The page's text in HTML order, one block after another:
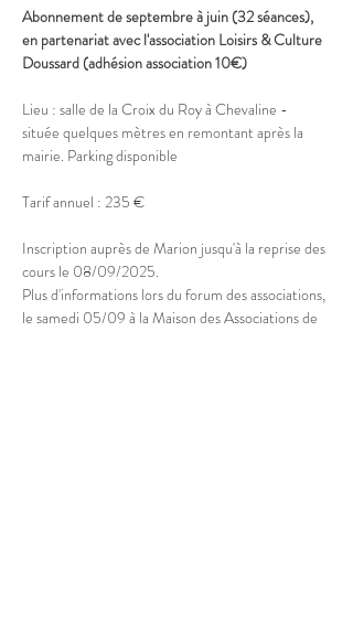
Abonnement de septembre à juin (32 séances),
en partenariat avec l'association Loisirs & Culture
Doussard (adhésion association 10€)
Lieu : salle de la Croix du Roy à Chevaline -
située quelques mètres en remontant après la
mairie. Parking disponible
Tarif annuel : 235 €
Inscription auprès de Marion jusqu'à la reprise des
cours le 08/09/2025.
Plus d'informations lors du forum des associations,
le samedi 05/09 à la Maison des Associations de